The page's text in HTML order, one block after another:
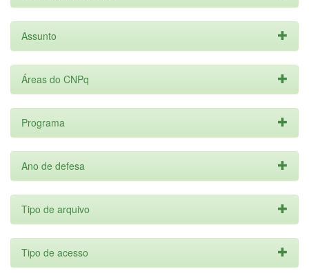
Assunto
Áreas do CNPq
Programa
Ano de defesa
Tipo de arquivo
Tipo de acesso